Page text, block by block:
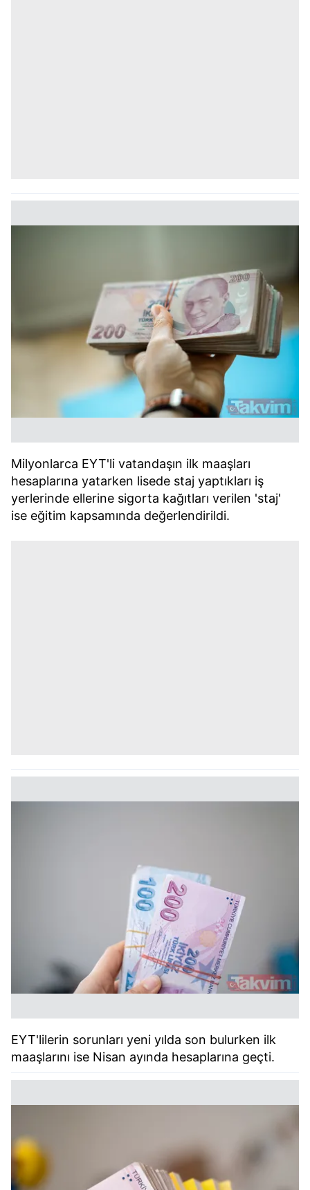
Milyonlarca EYT'li vatandaşın ilk maaşları
hesaplarına yatarken lisede staj yaptıkları iş
yerlerinde ellerine sigorta kağıtları verilen 'staj'
ise eğitim kapsamında değerlendirildi.
EYT'lilerin sorunları yeni yılda son bulurken ilk
maaşlarını ise Nisan ayında hesaplarına geçti.